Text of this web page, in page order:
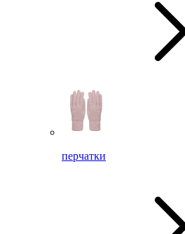
перчатки